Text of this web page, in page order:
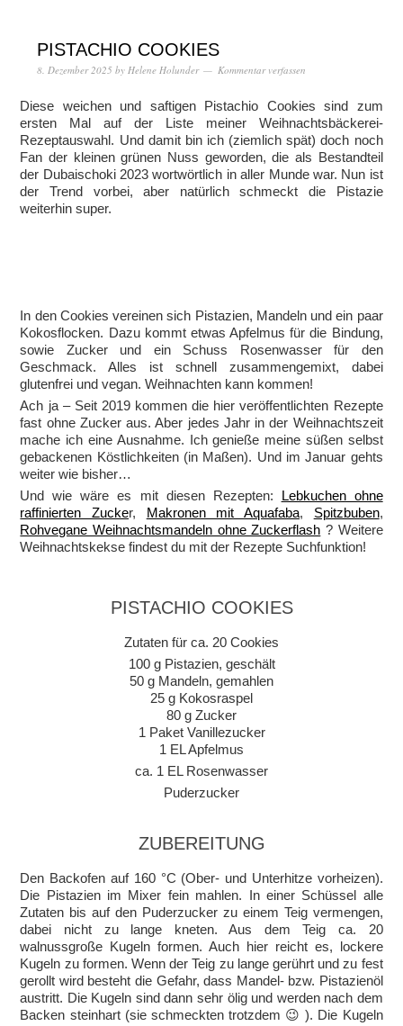
PISTACHIO COOKIES
8. Dezember 2025 by Helene Holunder Kommentar verfassen
Diese weichen und saftigen Pistachio Cookies sind zum
ersten Mal auf der Liste meiner Weihnachtsbäckerei-
Rezeptauswahl. Und damit bin ich (ziemlich spät) doch noch
Fan der kleinen grünen Nuss geworden, die als Bestandteil
der Dubaischoki 2023 wortwörtlich in aller Munde war. Nun ist
der Trend vorbei, aber natürlich schmeckt die Pistazie
weiterhin super.
In den Cookies vereinen sich Pistazien, Mandeln und ein paar
Kokosflocken. Dazu kommt etwas Apfelmus für die Bindung,
sowie Zucker und ein Schuss Rosenwasser für den
Geschmack. Alles ist schnell zusammengemixt, dabei
glutenfrei und vegan. Weihnachten kann kommen!
Ach ja – Seit 2019 kommen die hier veröffentlichten Rezepte
fast ohne Zucker aus. Aber jedes Jahr in der Weihnachtszeit
mache ich eine Ausnahme. Ich genieße meine süßen selbst
gebackenen Köstlichkeiten (in Maßen). Und im Januar gehts
weiter wie bisher…
Und wie wäre es mit diesen Rezepten: Lebkuchen ohne
raffinierten Zucker, Makronen mit Aquafaba, Spitzbuben,
Rohvegane Weihnachtsmandeln ohne Zuckerflash ? Weitere
Weihnachtskekse findest du mit der Rezepte Suchfunktion!
PISTACHIO COOKIES
Zutaten für ca. 20 Cookies
100 g Pistazien, geschält
50 g Mandeln, gemahlen
25 g Kokosraspel
80 g Zucker
1 Paket Vanillezucker
1 EL Apfelmus
ca. 1 EL Rosenwasser
Puderzucker
ZUBEREITUNG
Den Backofen auf 160 °C (Ober- und Unterhitze vorheizen).
Die Pistazien im Mixer fein mahlen. In einer Schüssel alle
Zutaten bis auf den Puderzucker zu einem Teig vermengen,
dabei nicht zu lange kneten. Aus dem Teig ca. 20
walnussgroße Kugeln formen. Auch hier reicht es, lockere
Kugeln zu formen. Wenn der Teig zu lange gerührt und zu fest
gerollt wird besteht die Gefahr, dass Mandel- bzw. Pistazienöl
austritt. Die Kugeln sind dann sehr ölig und werden nach dem
Backen steinhart (sie schmeckten trotzdem 😉 ). Die Kugeln